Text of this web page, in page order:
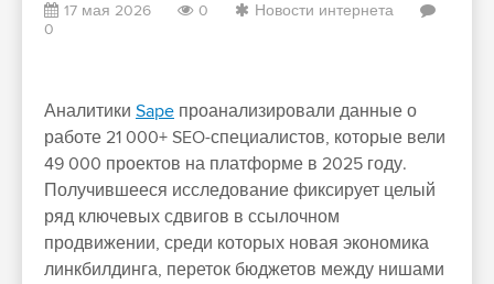
17 мая 2026 0
Новости интернета
0
Аналитики Sape проанализировали данные о
работе 21 000+ SEO-специалистов, которые вели
49 000 проектов на платформе в 2025 году.
Получившееся исследование фиксирует целый
ряд ключевых сдвигов в ссылочном
продвижении, среди которых новая экономика
линкбилдинга, переток бюджетов между нишами